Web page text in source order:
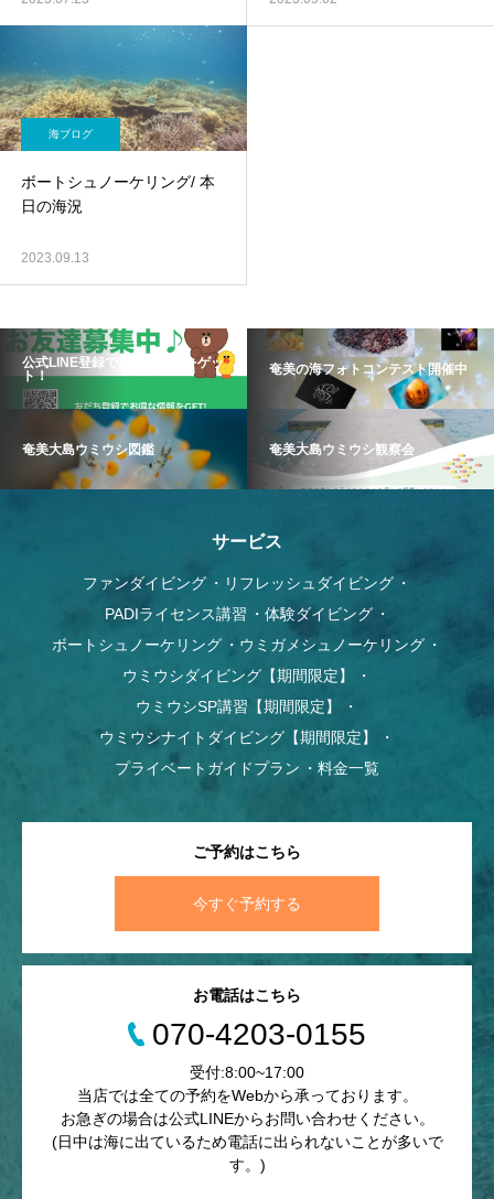
海ブログ
ボートシュノーケリング/ 本
日の海況
2023.09.13
公式LINE登録でお得な情報をゲッ
ト！
奄美の海フォトコンテスト開催中
奄美大島ウミウシ図鑑 奄美大島ウミウシ観察会
サービス
ファンダイビング
リフレッシュダイビング
PADIライセンス講習
体験ダイビング
ボートシュノーケリング
ウミガメシュノーケリング
ウミウシダイビング【期間限定】
ウミウシSP講習【期間限定】
ウミウシナイトダイビング【期間限定】
プライベートガイドプラン
料金一覧
ご予約はこちら
今すぐ予約する
お電話はこちら
070-4203-0155
受付:8:00~17:00
当店では全ての予約をWebから承っております。
お急ぎの場合は公式LINEからお問い合わせください。
(日中は海に出ているため電話に出られないことが多いで
す。)